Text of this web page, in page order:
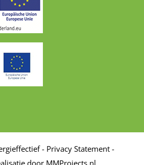
- Privacy Statement-
door MMProjects.nl